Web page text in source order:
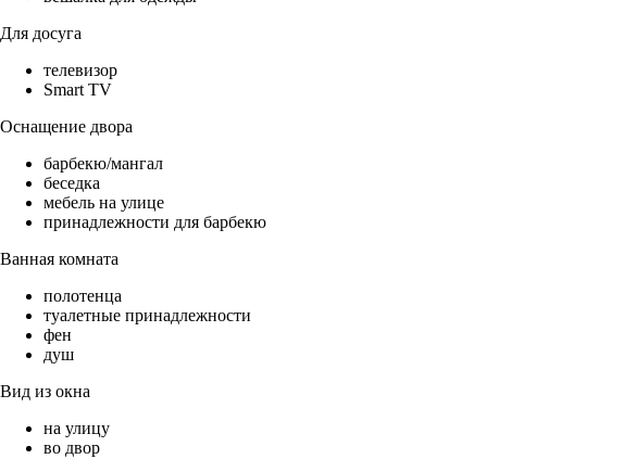
Для досуга
телевизор
Smart TV
Оснащение двора
барбекю/мангал
беседка
мебель на улице
принадлежности для барбекю
Ванная комната
полотенца
туалетные принадлежности
фен
душ
Вид из окна
на улицу
во двор